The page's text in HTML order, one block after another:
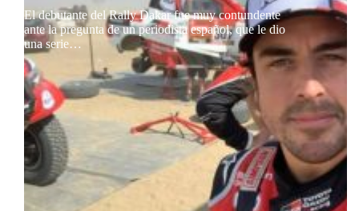
El debutante del Rally Dakar fue muy contundente
ante la pregunta de un periodista español, que le dio
una serie…